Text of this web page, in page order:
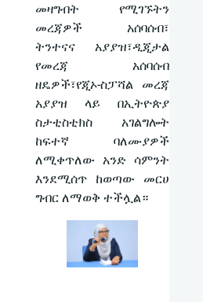
መዛግብት የሚገኙትን
መረጃዎች አሰባሰብ፣
ትንተናና አያያዝ፣ዲጂታል
የመረጃ አሰባሰብ
ዘዴዎች፣የጂኦ-ስፓሻል መረጃ
አያያዝ ላይ በኢትዮጵያ
ስታቲስቲክስ አገልግሎት
ከፍተኛ ባለሙያዎች
ለሚቀጥለው አንድ ሳምንት
እንደሚሰጥ ከወጣው መርሀ
ግብር ለማወቅ ተችሏል።